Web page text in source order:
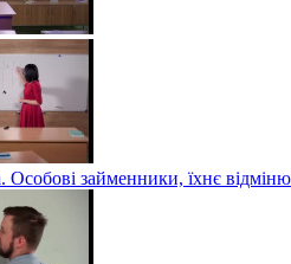
Особові займенники, їхнє